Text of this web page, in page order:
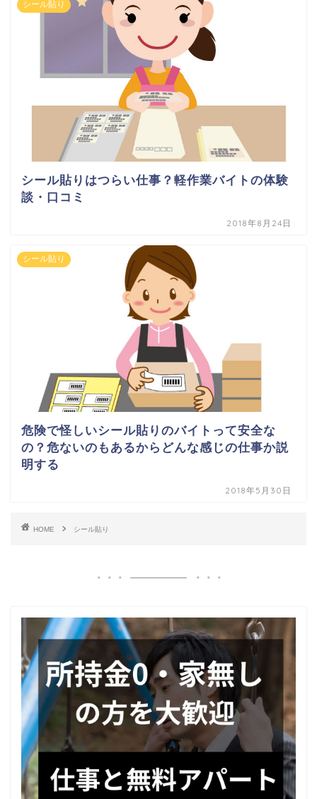
シール貼り
シール貼りはつらい仕事？軽作業バイトの体験
談・口コミ
2018年8月24日
シール貼り
危険で怪しいシール貼りのバイトって安全な
の？危ないのもあるからどんな感じの仕事か説
明する
2018年5月30日
HOME シール貼り